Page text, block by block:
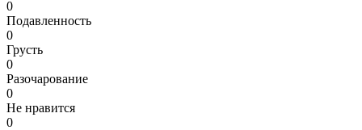
0
Подавленность
0
Грусть
0
Разочарование
0
Не нравится
0